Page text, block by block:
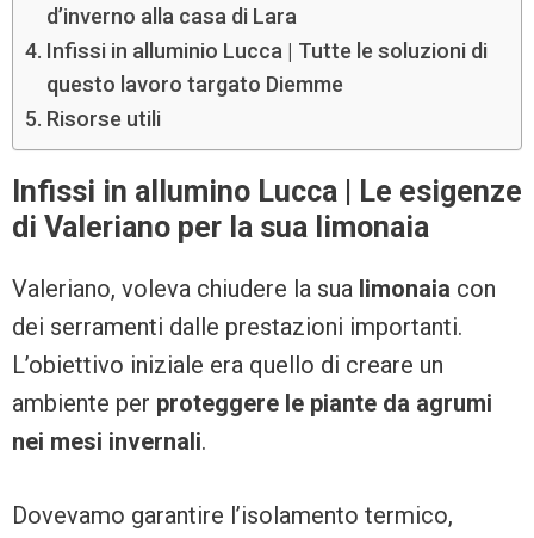
d’inverno alla casa di Lara
Infissi in alluminio Lucca | Tutte le soluzioni di
questo lavoro targato Diemme
Risorse utili
Infissi in allumino Lucca | Le esigenze
di Valeriano per la sua limonaia
Valeriano, voleva chiudere la sua limonaia con
dei serramenti dalle prestazioni importanti.
L’obiettivo iniziale era quello di creare un
ambiente per proteggere le piante da agrumi
nei mesi invernali.
Dovevamo garantire l’isolamento termico,